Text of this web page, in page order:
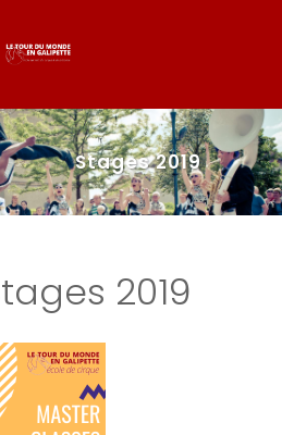
Stages 2019
2019